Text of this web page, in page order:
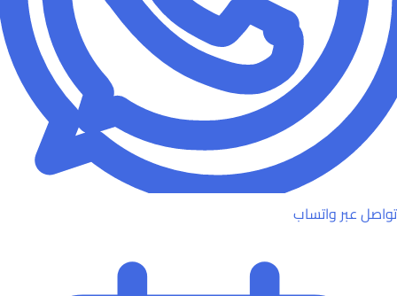
تواصل عبر واتساب